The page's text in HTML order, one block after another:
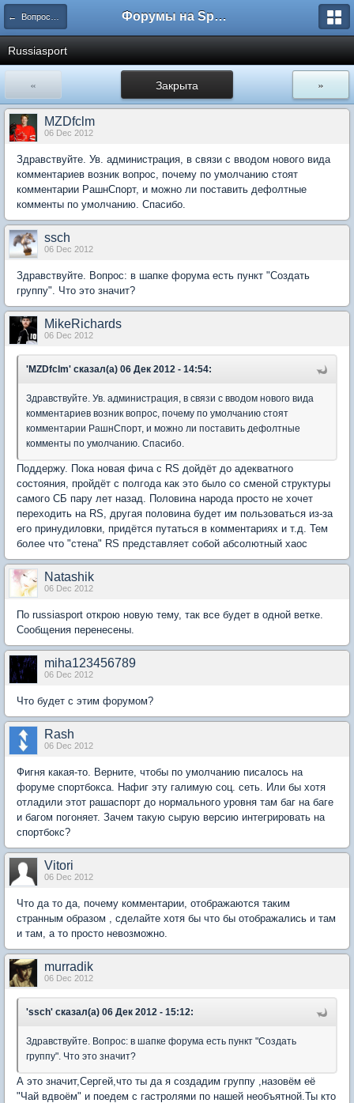
← Вопросы к администрации Форумы на Sportbox.ru
Russiasport
Закрыта
« »
MZDfclm
06 Dec 2012
Здравствуйте. Ув. администрация, в связи с вводом нового вида
комментариев возник вопрос, почему по умолчанию стоят
комментарии РашнСпорт, и можно ли поставить дефолтные
комменты по умолчанию. Спасибо.
ssch
06 Dec 2012
Здравствуйте. Вопрос: в шапке форума есть пункт "Создать
группу". Что это значит?
MikeRichards
06 Dec 2012
'MZDfclm' сказал(а) 06 Дек 2012 - 14:54:
Здравствуйте. Ув. администрация, в связи с вводом нового вида
комментариев возник вопрос, почему по умолчанию стоят
комментарии РашнСпорт, и можно ли поставить дефолтные
комменты по умолчанию. Спасибо.
Поддержу. Пока новая фича с RS дойдёт до адекватного
состояния, пройдёт с полгода как это было со сменой структуры
самого СБ пару лет назад. Половина народа просто не хочет
переходить на RS, другая половина будет им пользоваться из-за
его принудиловки, придётся путаться в комментариях и т.д. Тем
более что "стена" RS представляет собой абсолютный хаос
Natashik
06 Dec 2012
По russiasport открою новую тему, так все будет в одной ветке.
Сообщения перенесены.
miha123456789
06 Dec 2012
Что будет с этим форумом?
Rash
06 Dec 2012
Фигня какая-то. Верните, чтобы по умолчанию писалось на
форуме спортбокса. Нафиг эту галимую соц. сеть. Или бы хотя
отладили этот рашаспорт до нормального уровня там баг на баге
и багом погоняет. Зачем такую сырую версию интегрировать на
спортбокс?
Vitori
06 Dec 2012
Что да то да, почему комментарии, отображаются таким
странным образом , сделайте хотя бы что бы отображались и там
и там, а то просто невозможно.
murradik
06 Dec 2012
'ssch' сказал(а) 06 Дек 2012 - 15:12:
Здравствуйте. Вопрос: в шапке форума есть пункт "Создать
группу". Что это значит?
А это значит,Сергей,что ты да я создадим группу ,назовём её
"Чай вдвоём" и поедем с гастролями по нашей необъятной.Ты кто